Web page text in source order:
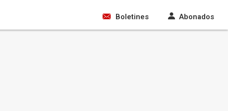
Boletines Abonados